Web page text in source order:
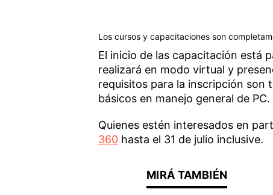
Los cursos y capacitaciones son
El inicio de las capacitación está
realizará en modo virtual y
requisitos para la inscripción son
básicos en manejo general de PC.
Quienes estén interesados en
360hasta el 31 de julio inclusive.